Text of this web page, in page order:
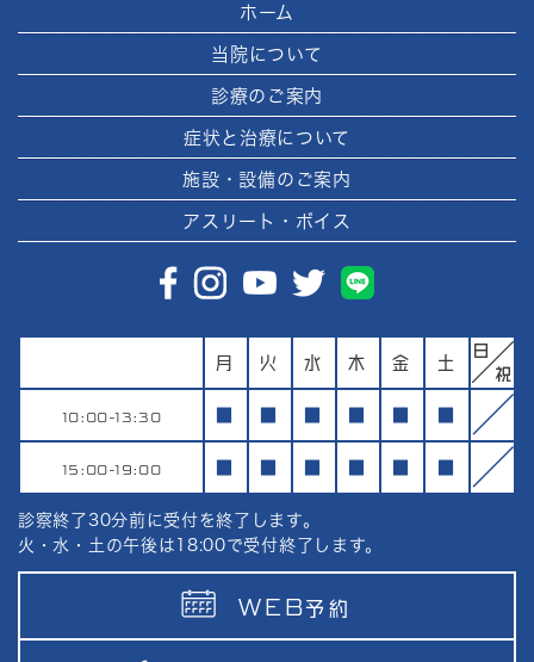
ホーム
当院について
診療のご案内
症状と治療について
施設・設備のご案内
アスリート・ボイス
月 火 水 木 金 土
10:00-13:30
15:00-19:00
診察終了30分前に受付を終了します。
火・水・土の午後は18:00で受付終了します。
WEB予約